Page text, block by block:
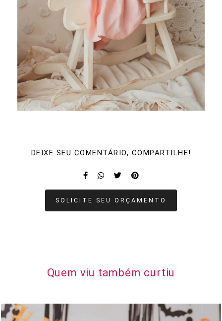
DEIXE SEU COMENTÁRIO, COMPARTILHE!
SOLICITE SEU ORÇAMENTO
Quem viu também curtiu